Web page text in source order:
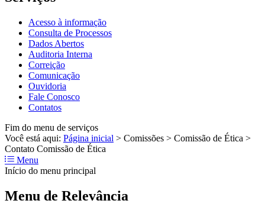
Acesso à informação
Consulta de Processos
Dados Abertos
Auditoria Interna
Correição
Comunicação
Ouvidoria
Fale Conosco
Contatos
Fim do menu de serviços
Você está aqui: Página inicial > Comissões > Comissão de Ética >
Contato Comissão de Ética
Menu
Início do menu principal
Menu de Relevância